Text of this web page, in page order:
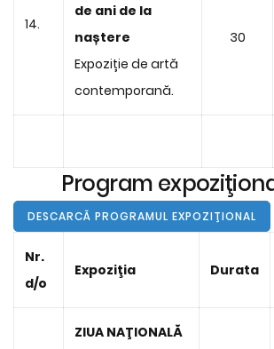
14.
de ani de la
naștere
Expoziție de artă
contemporană.
30
Program
DESCARCĂ PROGRAMUL EXPOZIŢIONAL
Nr.
d/o
Expoziţia Durata
ZIUA NAŢIONALĂ